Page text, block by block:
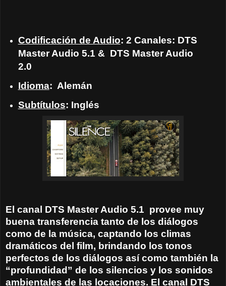
Codificación de Audio: 2 Canales: DTS
Master Audio 5.1 & DTS Master Audio
2.0
Idioma: Alemán
Subtítulos: Inglés
El canal DTS Master Audio 5.1 provee muy
buena transferencia tanto de los diálogos
como de la música, captando los climas
dramáticos del film, brindando los tonos
perfectos de los diálogos así como también la
“profundidad” de los silencios y los sonidos
ambientales de las locaciones. El canal DTS